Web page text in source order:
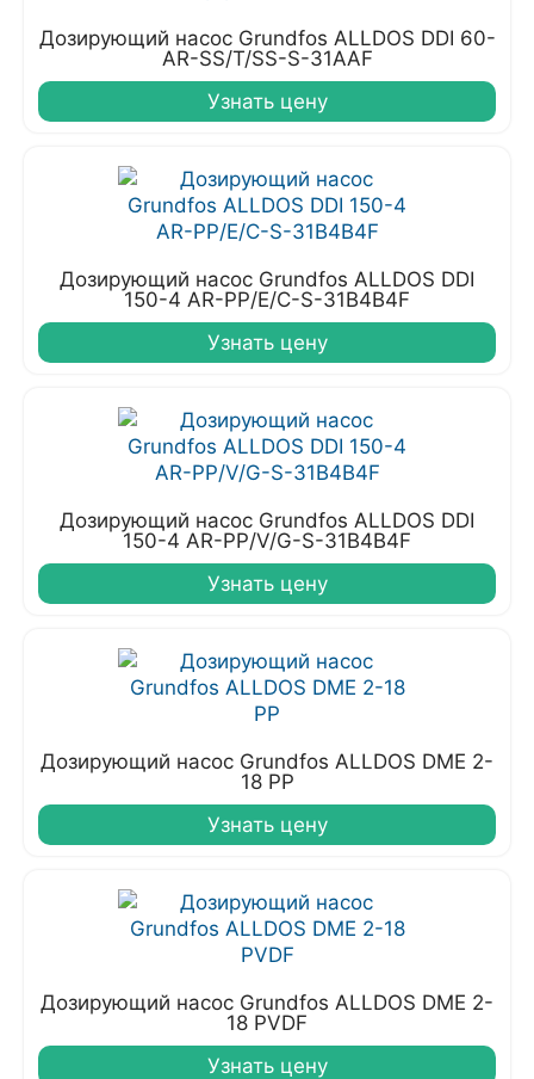
Дозирующий насос Grundfos ALLDOS DDI 60-
AR-SS/T/SS-S-31AAF
Узнать цену
Дозирующий насос Grundfos ALLDOS DDI
150-4 AR-PP/E/C-S-31B4B4F
Узнать цену
Дозирующий насос Grundfos ALLDOS DDI
150-4 AR-PP/V/G-S-31B4B4F
Узнать цену
Дозирующий насос Grundfos ALLDOS DME 2-
18 PP
Узнать цену
Дозирующий насос Grundfos ALLDOS DME 2-
18 PVDF
Узнать цену